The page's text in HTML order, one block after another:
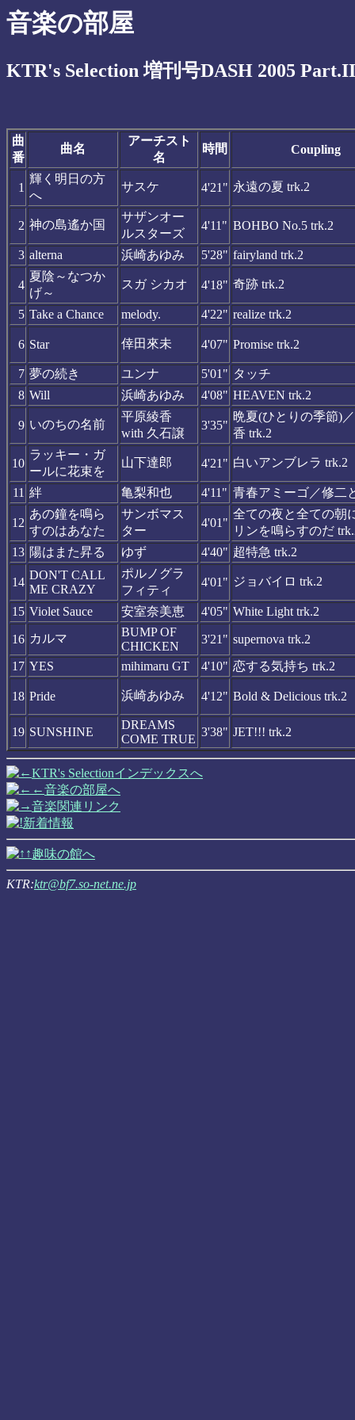
音楽の部屋
KTR's Selection 増刊号DASH 2005 Part.II
曲
番
曲名
アーチスト
名
時間 Coupling
1
輝く明日の方
へ
サスケ 4'21" 永遠の夏 trk.2
2 神の島遙か国
サザンオー
ルスターズ
4'11" BOHBO No.5 trk.2
3 alterna 浜崎あゆみ 5'28" fairyland trk.2
4
夏陰～なつか
げ～
スガ シカオ 4'18" 奇跡 trk.2
5 Take a Chance melody. 4'22" realize trk.2
6 Star 倖田來未 4'07" Promise trk.2
7 夢の続き ユンナ 5'01" タッチ
8 Will 浜崎あゆみ 4'08" HEAVEN trk.2
9 いのちの名前
平原綾香
with 久石譲
3'35"
晩夏(ひとりの季節)
香 trk.2
10
ラッキー・ガ
ールに花束を
山下達郎 4'21" 白いアンブレラ trk.2
11 絆 亀梨和也 4'11" 青春アミーゴ／修二
12
あの鐘を鳴ら
すのはあなた
サンボマス
ター
4'01"
全ての夜と全ての朝
リンを鳴らすのだ
13 陽はまた昇る ゆず 4'40" 超特急 trk.2
14
DON'T CALL
ME CRAZY
ポルノグラ
フィティ
4'01" ジョバイロ trk.2
15 Violet Sauce 安室奈美恵 4'05" White Light trk.2
16 カルマ
BUMP OF
CHICKEN
3'21" supernova trk.2
17 YES mihimaru GT 4'10" 恋する気持ち trk.2
18 Pride 浜崎あゆみ 4'12" Bold & Delicious trk.2
19 SUNSHINE
DREAMS
COME TRUE
3'38" JET!!! trk.2
KTR's Selectionインデックスへ
音楽の部屋へ
音楽関連リンク
新着情報
趣味の館へ
KTR:ktr@bf7.so-net.ne.jp